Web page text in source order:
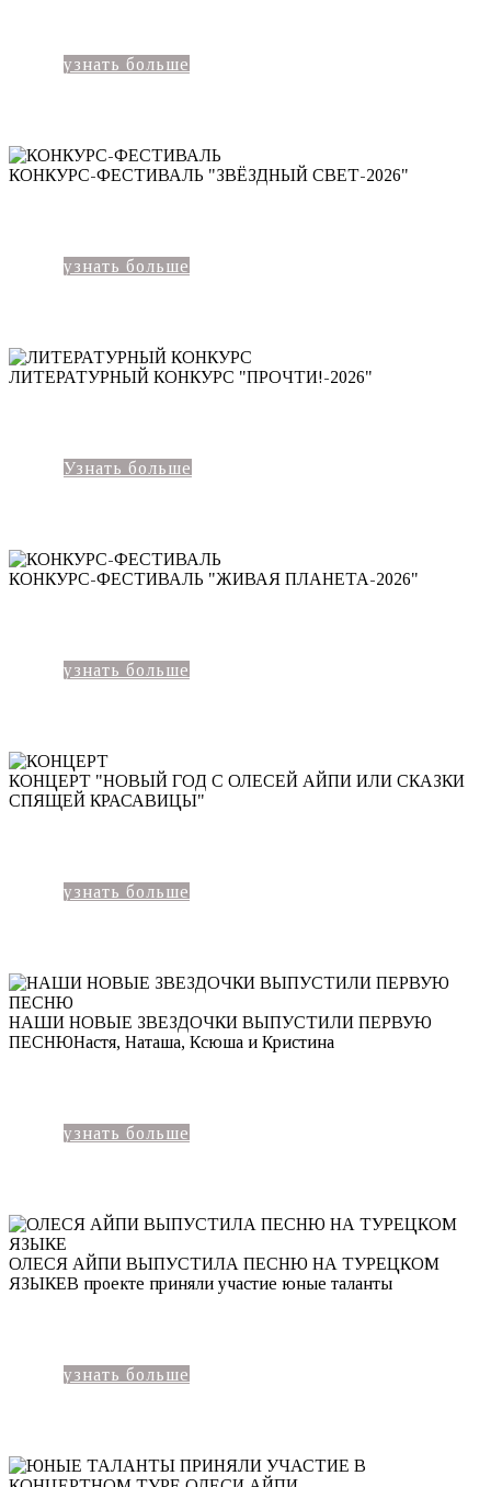
узнать больше
КОНКУРС-ФЕСТИВАЛЬ "ЗВЁЗДНЫЙ СВЕТ-2026"
узнать больше
ЛИТЕРАТУРНЫЙ КОНКУРС "ПРОЧТИ!-2026"
Узнать больше
КОНКУРС-ФЕСТИВАЛЬ "ЖИВАЯ ПЛАНЕТА-2026"
узнать больше
КОНЦЕРТ "НОВЫЙ ГОД С ОЛЕСЕЙ АЙПИ ИЛИ СКАЗКИ
СПЯЩЕЙ КРАСАВИЦЫ"
узнать больше
НАШИ НОВЫЕ ЗВЕЗДОЧКИ ВЫПУСТИЛИ ПЕРВУЮ
ПЕСНЮНастя, Наташа, Ксюша и Кристина
узнать больше
ОЛЕСЯ АЙПИ ВЫПУСТИЛА ПЕСНЮ НА ТУРЕЦКОМ
ЯЗЫКЕВ проекте приняли участие юные таланты
узнать больше